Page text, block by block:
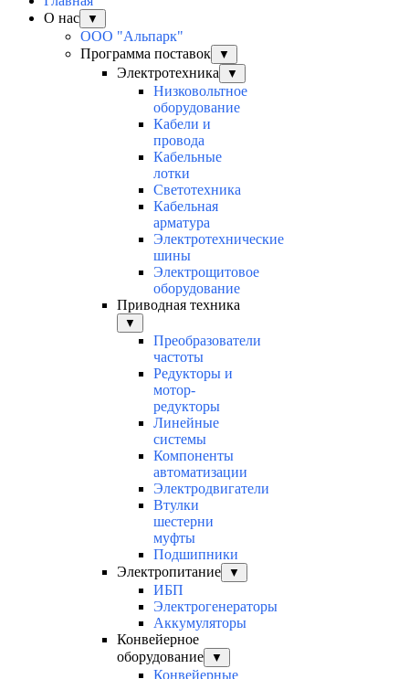
О нас
▼
ООО "Альпарк"
Программа поставок
▼
Электротехника ▼
Низковольтное
оборудование
Кабели и
провода
Кабельные
лотки
Светотехника
Кабельная
арматура
Электротехнические
шины
Электрощитовое
оборудование
Приводная техника
▼
Преобразователи
частоты
Редукторы и
мотор-
редукторы
Линейные
системы
Компоненты
автоматизации
Электродвигатели
Втулки
шестерни
муфты
Подшипники
Электропитание
▼
ИБП
Электрогенераторы
Аккумуляторы
Конвейерное
оборудование
▼
Конвейерные